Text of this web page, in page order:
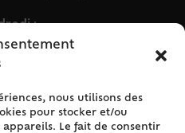
nous utilisons des
pour stocker et/ou
Le fait de consentir
:
– 16h30
RAPIDE